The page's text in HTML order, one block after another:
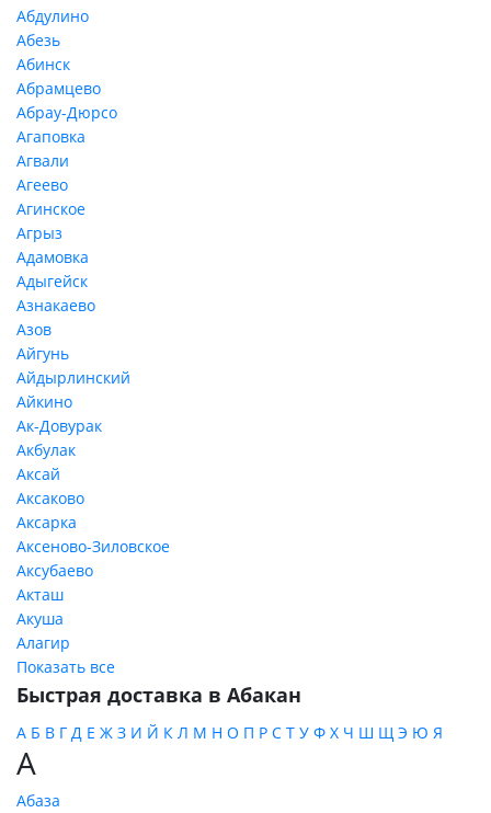
Абдулино
Абезь
Абинск
Абрамцево
Абрау-Дюрсо
Агаповка
Агвали
Агеево
Агинское
Агрыз
Адамовка
Адыгейск
Азнакаево
Азов
Айгунь
Айдырлинский
Айкино
Ак-Довурак
Акбулак
Аксай
Аксаково
Аксарка
Аксеново-Зиловское
Аксубаево
Акташ
Акуша
Алагир
Показать все
Быстрая доставка в Абакан
А Б В Г Д Е Ж З И Й К Л М Н О П Р С Т У Ф Х Ч Ш Щ Э Ю Я
А
Абаза